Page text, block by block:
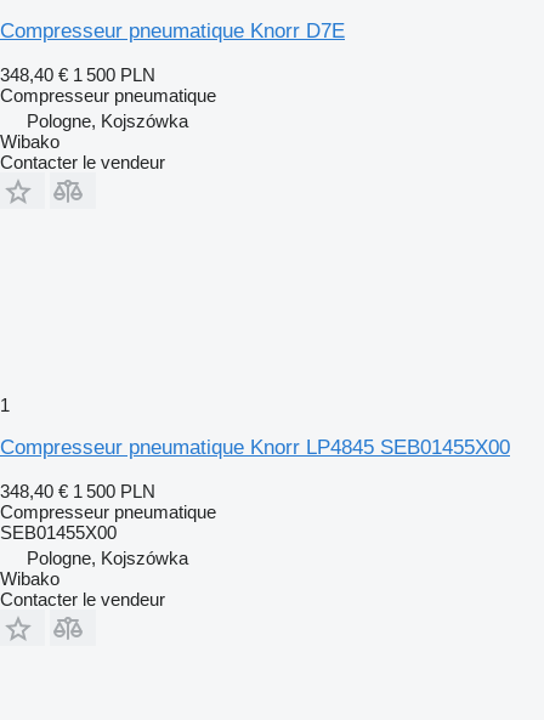
Compresseur pneumatique Knorr D7E
348,40 € 1 500 PLN
Compresseur pneumatique
Pologne, Kojszówka
Wibako
Contacter le vendeur
1
Compresseur pneumatique Knorr LP4845 SEB01455X00
348,40 € 1 500 PLN
Compresseur pneumatique
SEB01455X00
Pologne, Kojszówka
Wibako
Contacter le vendeur